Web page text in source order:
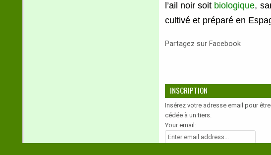
l’ail noir soit biologique,
cultivé et préparé en
Partagez sur Facebook
INSCRIPTION
Insérez votre adresse email pour
cédée à un tiers.
Your email: